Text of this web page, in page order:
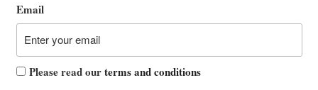
Email
Please read ourterms and conditions